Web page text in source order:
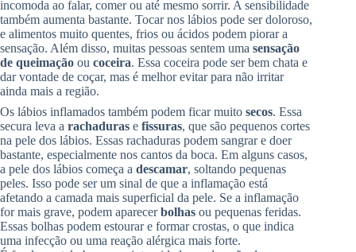
incomoda ao falar, comer ou até mesmo sorrir. A sensibilidade
também aumenta bastante. Tocar nos lábios pode ser doloroso,
e alimentos muito quentes, frios ou ácidos podem piorar a
sensação. Além disso, muitas pessoas sentem uma sensação
de queimação ou coceira. Essa coceira pode ser bem chata e
dar vontade de coçar, mas é melhor evitar para não irritar
ainda mais a região.
Os lábios inflamados também podem ficar muito secos. Essa
secura leva a rachaduras e fissuras, que são pequenos cortes
na pele dos lábios. Essas rachaduras podem sangrar e doer
bastante, especialmente nos cantos da boca. Em alguns casos,
a pele dos lábios começa a descamar, soltando pequenas
peles. Isso pode ser um sinal de que a inflamação está
afetando a camada mais superficial da pele. Se a inflamação
for mais grave, podem aparecerbolhas ou pequenas feridas.
Essas bolhas podem estourar e formar crostas, o que indica
uma infecção ou uma reação alérgica mais forte.